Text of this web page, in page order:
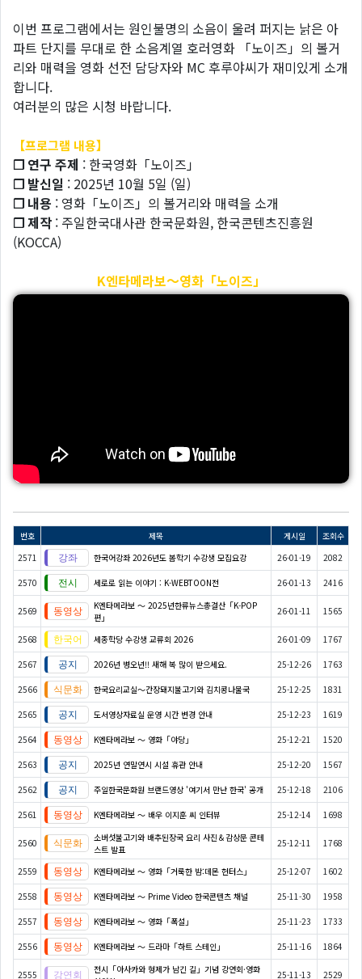
이번 프로그램에서는 원인불명의 소음이 울려 퍼지는 낡은 아
파트 단지를 무대로 한 소음계열 호러영화 「노이즈」의 볼거
리와 매력을 영화 선전 담당자와 MC 후루야씨가 재미있게 소개
합니다.
여러분의 많은 시청 바랍니다.
【프로그램 내용】
❐ 연구 주제 : 한국영화「노이즈」
❐ 발신일 : 2025년 10월 5일 (일)
❐ 내용 : 영화「노이즈」의 볼거리와 매력을 소개
❐ 제작 : 주일한국대사관 한국문화원, 한국콘텐츠진흥원
(KOCCA)
K엔타메라보～영화「노이즈」
번호 제목 게시일
조회수
2571
한국어강좌 2026년도 봄학기 수강생 모집요강 26-01-19 2082
2570 세로로 읽는 이야기 : K-WEBTOON전 26-01-13 2416
2569
K엔타메라보 ～ 2025년한류뉴스총결산「K-POP
편」
26-01-11 1565
2568 세종학당 수강생 교류회 2026 26-01-09 1767
2567 2026년 병오년!! 새해 복 많이 받으세요. 25-12-26 1763
2566 한국요리교실〜간장돼지불고기와 김치콩나물국 25-12-25 1831
2565 도서영상자료실 운영 시간 변경 안내 25-12-23 1619
2564 K엔타메라보 ～ 영화「야당」 25-12-21 1520
2563 2025년 연말연시 시설 휴관 안내 25-12-20 1567
2562 주일한국문화원 브랜드영상 '여기서 만난 한국' 공개 25-12-18 2106
2561 K엔타메라보 ～ 배우 이지훈 씨 인터뷰 25-12-14 1698
2560
소버섯불고기와 배추된장국 요리 사진＆감상문 콘테
스트 발표
25-12-11 1768
2559 K엔타메라보 ～ 영화「거룩한 밤:데몬 헌터스」 25-12-07 1602
2558 K엔타메라보 ～ Prime Video 한국콘텐츠 채널 25-11-30 1958
2557 K엔타메라보 ～ 영화「폭설」 25-11-23 1733
2556 K엔타메라보 ～ 드라마「하트 스테인」 25-11-16 1864
2555
전시「아사카와 형제가 남긴 길」기념 강연회·영화
25-11-13 2529